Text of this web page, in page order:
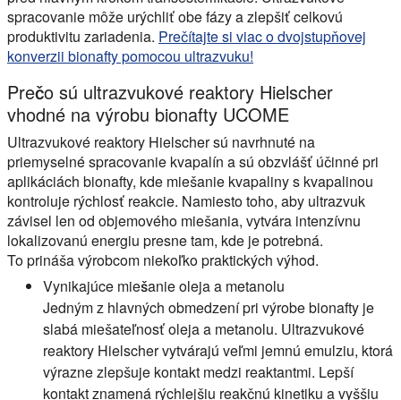
spracovanie môže urýchliť obe fázy a zlepšiť celkovú
produktivitu zariadenia. Prečítajte si viac o dvojstupňovej
konverzii bionafty pomocou ultrazvuku!
Prečo sú ultrazvukové reaktory Hielscher
vhodné na výrobu bionafty UCOME
Ultrazvukové reaktory Hielscher sú navrhnuté na
priemyselné spracovanie kvapalín a sú obzvlášť účinné pri
aplikáciách bionafty, kde miešanie kvapaliny s kvapalinou
kontroluje rýchlosť reakcie. Namiesto toho, aby ultrazvuk
závisel len od objemového miešania, vytvára intenzívnu
lokalizovanú energiu presne tam, kde je potrebná.
To prináša výrobcom niekoľko praktických výhod.
Vynikajúce miešanie oleja a metanolu
Jedným z hlavných obmedzení pri výrobe bionafty je
slabá miešateľnosť oleja a metanolu. Ultrazvukové
reaktory Hielscher vytvárajú veľmi jemnú emulziu, ktorá
výrazne zlepšuje kontakt medzi reaktantmi. Lepší
kontakt znamená rýchlejšiu reakčnú kinetiku a vyššiu